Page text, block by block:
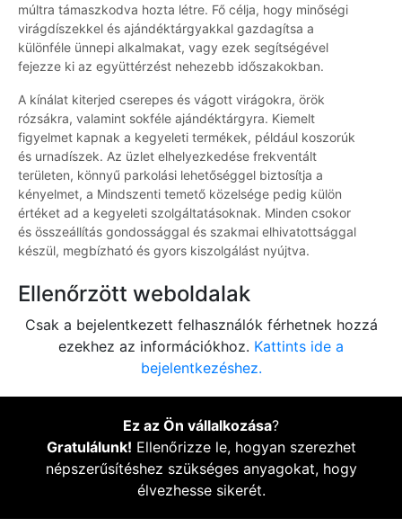
múltra támaszkodva hozta létre. Fő célja, hogy minőségi
virágdíszekkel és ajándéktárgyakkal gazdagítsa a
különféle ünnepi alkalmakat, vagy ezek segítségével
fejezze ki az együttérzést nehezebb időszakokban.
A kínálat kiterjed cserepes és vágott virágokra, örök
rózsákra, valamint sokféle ajándéktárgyra. Kiemelt
figyelmet kapnak a kegyeleti termékek, például koszorúk
és urnadíszek. Az üzlet elhelyezkedése frekventált
területen, könnyű parkolási lehetőséggel biztosítja a
kényelmet, a Mindszenti temető közelsége pedig külön
értéket ad a kegyeleti szolgáltatásoknak. Minden csokor
és összeállítás gondossággal és szakmai elhivatottsággal
készül, megbízható és gyors kiszolgálást nyújtva.
Ellenőrzött weboldalak
Csak a bejelentkezett felhasználók férhetnek hozzá
ezekhez az információkhoz. Kattints ide a
bejelentkezéshez.
Ez az Ön vállalkozása?
Gratulálunk! Ellenőrizze le, hogyan szerezhet
népszerűsítéshez szükséges anyagokat, hogy
élvezhesse sikerét.